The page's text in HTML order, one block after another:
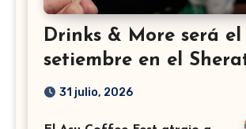
Drinks & More será
setiembre en el
31 julio, 2026